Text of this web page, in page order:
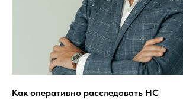
Как оперативно расследовать НС